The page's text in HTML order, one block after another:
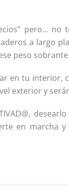
pero… no
a largo
peso sobrante.
en tu interior,
exterior y
en marcha